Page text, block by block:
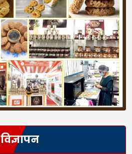
विज्ञापन